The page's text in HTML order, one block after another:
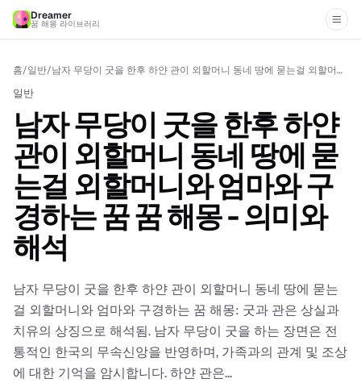
Dreamer
꿈 해몽 라이브러리
홈/일반/ 남자 무당이 굿을 한후 하얀 관이 외할머니 동네 땅에 묻는걸 외할머니와 엄마와 구경하는 꿈 꿈 해몽 - 의미와 해석
일반
남자 무당이 굿을 한후 하얀
관이 외할머니 동네 땅에 묻
는걸 외할머니와 엄마와 구
경하는 꿈 꿈 해몽 - 의미와
해석
남자 무당이 굿을 한후 하얀 관이 외할머니 동네 땅에 묻는
걸 외할머니와 엄마와 구경하는 꿈 해몽: 굿과 관은 상실과
치유의 상징으로 해석됨. 남자 무당이 굿을 하는 장면은 전
통적인 한국의 무속신앙을 반영하며, 가족과의 관계 및 조상
에 대한 기억을 암시합니다. 하얀 관은...